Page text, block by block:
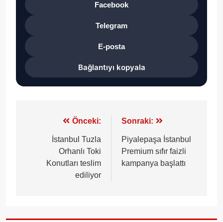
Facebook
Telegram
E-posta
Bağlantıyı kopyala
gezinmesi
Önceki:
İstanbul Tuzla
Orhanlı Toki
Konutları teslim
ediliyor
Sonraki:
Piyalepaşa İstanbul
Premium sıfır faizli
kampanya başlattı